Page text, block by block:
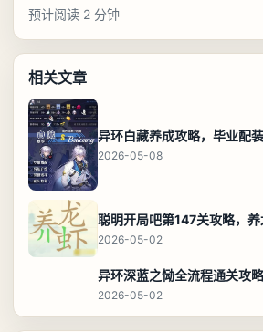
预计阅读 2 分钟
相关文章
2026-05-08
2026-05-02
异环深蓝之恸全流程通关攻
2026-05-02